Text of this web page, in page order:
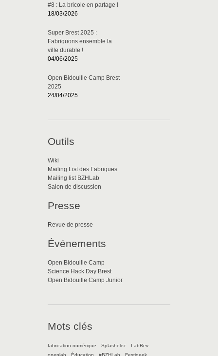
#8 : La bricole en partage !
18/03/2026
Super Brest 2025 :
Fabriquons ensemble la
ville durable !
04/06/2025
Open Bidouille Camp Brest
2025
24/04/2025
Outils
Wiki
Mailing List des Fabriques
Mailing list BZHLab
Salon de discussion
Presse
Revue de presse
Événements
Open Bidouille Camp
Science Hack Day Brest
Open Bidouille Camp Junior
Mots clés
fabrication numérique Splashelec
LabRev
openlab
Éducation #BZHLab
Festigeek